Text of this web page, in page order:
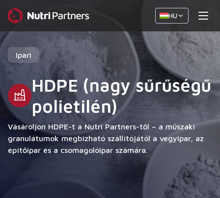
HU
Ipari
HDPE (nagy sűrűségű
polietilén)
Vásároljon HDPE-t a Nutri Partners-től – a műszaki
granulátumok megbízható szállítójától a vegyipar, az
építőipar és a csomagolóipar számára.